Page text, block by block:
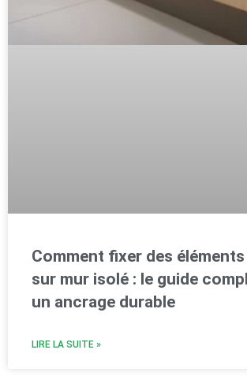
Comment fixer des
sur mur isolé : le guide
un ancrage durable
LIRE LA SUITE »